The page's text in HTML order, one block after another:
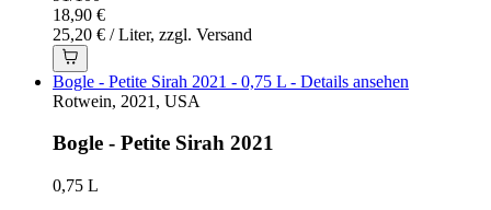
18,90 €
25,20 € / Liter, zzgl. Versand
Bogle - Petite Sirah 2021 - 0,75 L - Details ansehen
Rotwein, 2021, USA
Bogle - Petite Sirah 2021
0,75 L